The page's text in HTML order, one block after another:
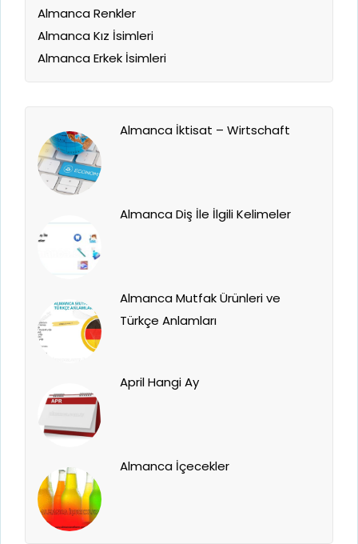
Almanca Renkler
Almanca Kız İsimleri
Almanca Erkek İsimleri
Almanca İktisat – Wirtschaft
Almanca Diş İle İlgili Kelimeler
Almanca Mutfak Ürünleri ve
Türkçe Anlamları
April Hangi Ay
Almanca İçecekler